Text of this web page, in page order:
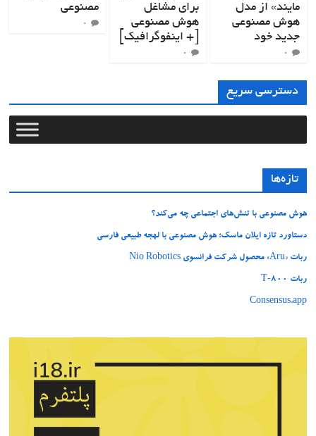
مایند» از مدل
هوش مصنوعی
جدید خود
۰
برای مشاغل
هوش مصنوعی
[+ اینفوگرافیک]
۰
مصنوعی
۰
دسترسی سریع
تازه‌ها
هوش مصنوعی با تنش‌های اجتماعی چه می‌کند؟
دستاورد تازه ایلان ماسک؛ هوش مصنوعی با لهجه طبیعی فارسی
ربات «Aru» محصول شرکت فرانسوی Nio Robotics
ربات T‑800
Consensus.app